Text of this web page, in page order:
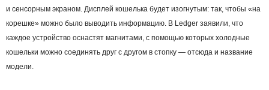
и сенсорным экраном. Дисплей кошелька будет изогнутым: так, чтобы «на
корешке» можно было выводить информацию. В Ledger заявили, что
каждое устройство оснастят магнитами, с помощью которых холодные
кошельки можно соединять друг с другом в стопку — отсюда и название
модели.